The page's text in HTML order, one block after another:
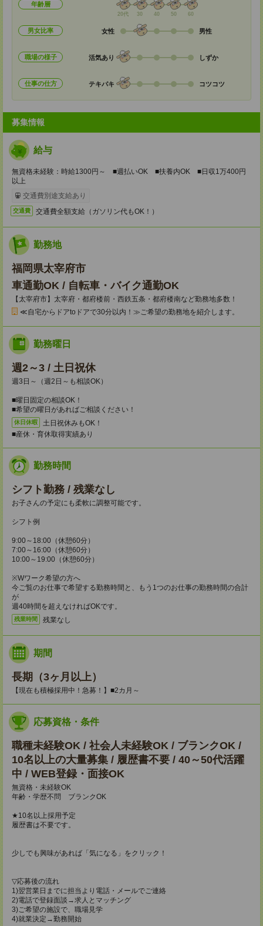
年齢層
20代 30 40 50 60
男女比率 女性 男性
職場の様子 活気あり しずか
仕事の仕方 テキパキ コツコツ
募集情報
給与
無資格未経験：時給1300円～ ■週払いOK ■扶養内OK ■日収1万400円
以上
交通費別途支給あり
交通費 交通費全額支給（ガソリン代もOK！）
勤務地
福岡県太宰府市
車通勤OK / 自転車・バイク通勤OK
【太宰府市】太宰府・都府楼前・西鉄五条・都府楼南など勤務地多数！
≪自宅からドアtoドアで30分以内！≫ご希望の勤務地を紹介します。
勤務曜日
週2～3 / 土日祝休
週3日～（週2日～も相談OK）
■曜日固定の相談OK！
■希望の曜日があればご相談ください！
休日休暇
土日祝休みもOK！
■産休・育休取得実績あり
勤務時間
シフト勤務 / 残業なし
お子さんの予定にも柔軟に調整可能です。
シフト例
9:00～18:00（休憩60分）
7:00～16:00（休憩60分）
10:00～19:00（休憩60分）
※Wワーク希望の方へ
今ご覧のお仕事で希望する勤務時間と、もう1つのお仕事の勤務時間の合計
が
週40時間を超えなければOKです。
残業時間 残業なし
期間
長期（3ヶ月以上）
【現在も積極採用中！急募！】■2カ月～
応募資格・条件
職種未経験OK / 社会人未経験OK / ブランクOK /
10名以上の大量募集 / 履歴書不要 / 40～50代活躍
中 / WEB登録・面接OK
無資格・未経験OK
年齢・学歴不問 ブランクOK
★10名以上採用予定
履歴書は不要です。
少しでも興味があれば「気になる」をクリック！
▽応募後の流れ
1)翌営業日までに担当より電話・メールでご連絡
2)電話で登録面談→求人とマッチング
3)ご希望の施設で、職場見学
4)就業決定→勤務開始